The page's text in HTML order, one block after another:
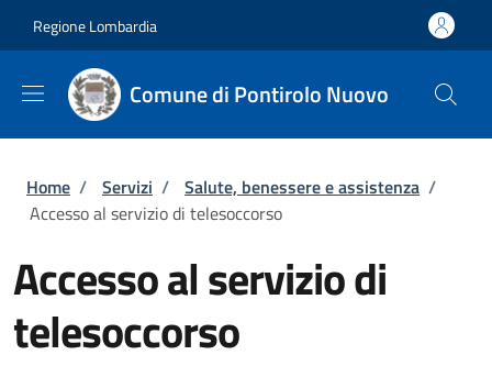
Regione Lombardia
Comune di Pontirolo Nuovo
Briciole di pane
Home / Servizi / Salute, benessere e assistenza /
Accesso al servizio di telesoccorso
Accesso al servizio di
telesoccorso